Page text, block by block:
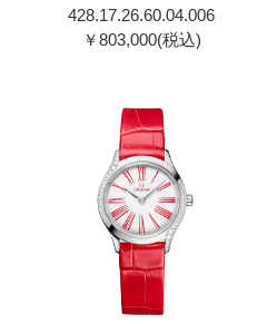
428.17.26.60.04.00 6
￥803,000(税込)